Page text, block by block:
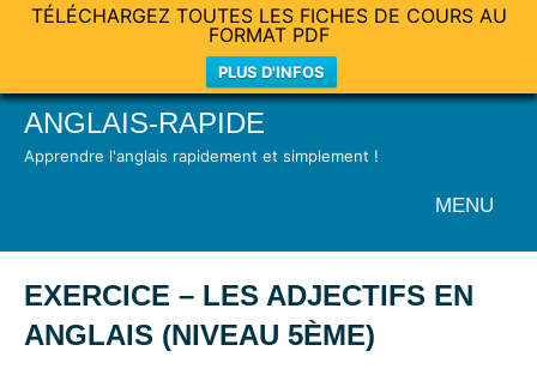
TÉLÉCHARGEZ TOUTES LES FICHES DE COURS AU
FORMAT PDF
PLUS D'INFOS
SkipANGLAIS-RAPIDE
Apprendre l'anglais rapidement et simplement !
MENU
EXERCICE – LES ADJECTIFS EN
ANGLAIS (NIVEAU 5ÈME)